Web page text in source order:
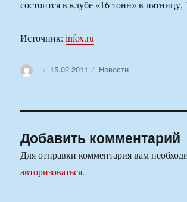
состоится в клубе «16 тонн» в пятницу,
Источник:infox.ru
АвторОпубликовано
15.02.2011 Рубрики
Новости
Добавить комментарий
Для отправки комментария вам
авторизоваться.